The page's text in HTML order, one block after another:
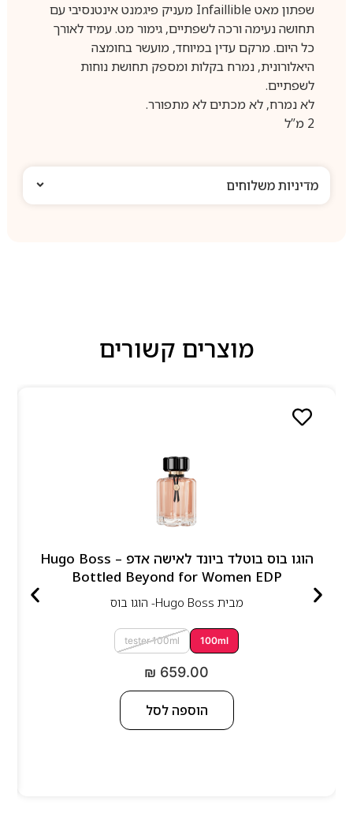
שפתון מאט Infaillible מעניק פיגמנט אינטנסיבי עם
תחושה נעימה ורכה לשפתיים, גימור מט. עמיד לאורך
כל היום. מרקם עדין במיוחד, מועשר בחומצה
היאלורונית, נמרח בקלות ומספק תחושת נוחות
לשפתיים.
לא נמרח, לא מכתים לא מתפורר.
2 מ”ל
מדיניות משלוחים
מוצרים קשורים
הוגו בוס בוטלד ביונד לאישה אדפ – Hugo Boss
Bottled Beyond for Women EDP
מבית Hugo Boss- הוגו בוס
100ml
tester 100ml
₪ 659.00
הוספה לסל